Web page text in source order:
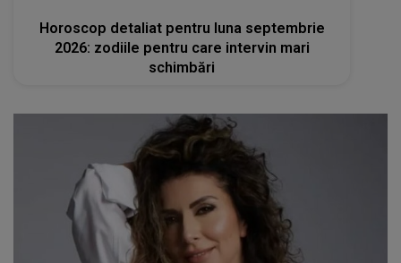
Horoscop detaliat pentru luna septembrie
2026: zodiile pentru care intervin mari
schimbări